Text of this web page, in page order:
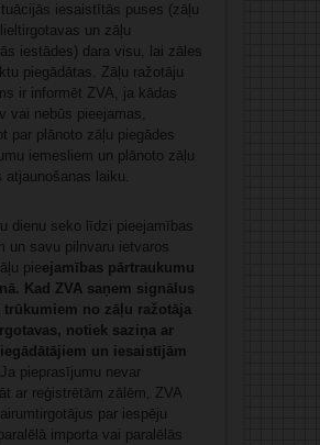
iesaistītās puses (zāļu
un zāļu
iestādes) dara visu, lai zāles
piegādātas. Zāļu ražotāju
ir informēt ZVA, ja kādas
vai nebūs pieejamas,
par plānoto zāļu piegādes
iemesliem un plānoto zāļu
atjaunošanas laiku.
dienu seko līdzi pieejamības
un savu pilnvaru ietvaros
pieejamības pārtraukumu
Kad ZVA saņem signālus
trūkumiem no zāļu ražotāja
notiek saziņa ar
un iesaistījām
Ja pieprasījumu nevar
ar reģistrētām zālēm, ZVA
par iespēju
importa vai paralēlās